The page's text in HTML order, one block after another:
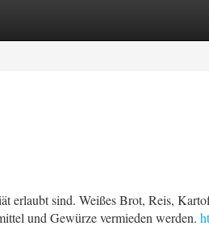
erlaubt sind. Weißes Brot, Reis,
und Gewürze vermieden werden.